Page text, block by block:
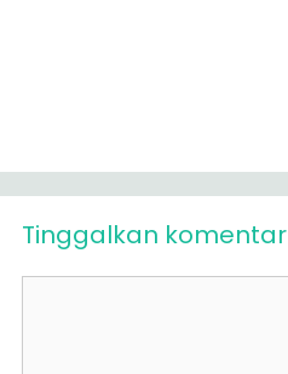
Tinggalkan komentar